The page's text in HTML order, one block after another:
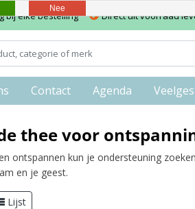
bij elke bestelling Direct uit voorraad
Contact Agenda
thee voor
ontspannen kun je ondersteuning
en je geest.
Lijst
Nee